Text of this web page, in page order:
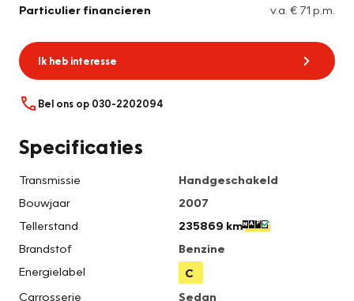
Particulier financieren v.a. € 71 p.m.
Ik heb interesse
Bel ons op 030-2202094
Specificaties
Transmissie
Handgeschakeld
Bouwjaar
2007
Tellerstand
235869 km
Brandstof
Benzine
Energielabel
C
Carrosserie
Sedan